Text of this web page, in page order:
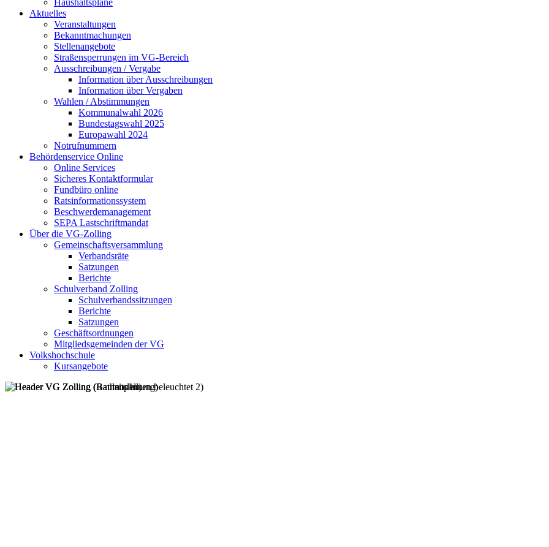
Haushaltspläne
Aktuelles
Veranstaltungen
Bekanntmachungen
Stellenangebote
Straßensperrungen im VG-Bereich
Ausschreibungen / Vergabe
Information über Ausschreibungen
Information über Vergaben
Wahlen / Abstimmungen
Kommunalwahl 2026
Bundestagswahl 2025
Europawahl 2024
Notrufnummern
Behördenservice Online
Online Services
Sicheres Kontaktformular
Fundbüro online
Ratsinformationssystem
Beschwerdemanagement
SEPA Lastschriftmandat
Über die VG-Zolling
Gemeinschaftsversammlung
Verbandsräte
Satzungen
Berichte
Schulverband Zolling
Schulverbandssitzungen
Berichte
Satzungen
Geschäftsordnungen
Mitgliedsgemeinden der VG
Volkshochschule
Kursangebote